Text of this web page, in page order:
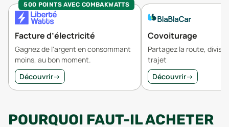
500 POINTS AVEC COMBAKWATTS
Facture d’électricité
Gagnez de l'argent en consommant
moins, au bon moment.
Découvrir→
Covoiturage
Partagez la route,
trajet
Découvrir→
POURQUOI FAUT-IL ACHETER